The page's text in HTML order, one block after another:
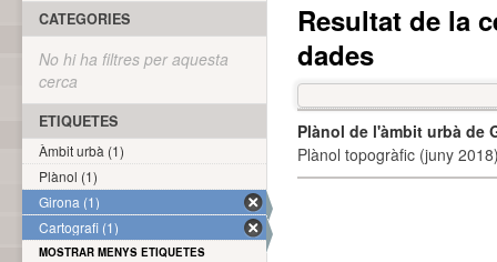
Resultat de la
dades
Plànol de l'àmbit urbà de
Plànol topogràfic (juny
CATEGORIES
No hi ha filtres per aquesta
cerca
ETIQUETES
Àmbit urbà (1)
Plànol (1)
Girona (1)
Cartografi (1)
MOSTRAR MENYS ETIQUETES